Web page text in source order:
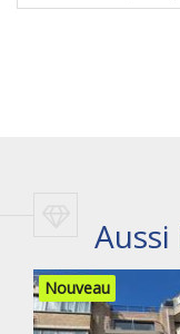
Nouveau